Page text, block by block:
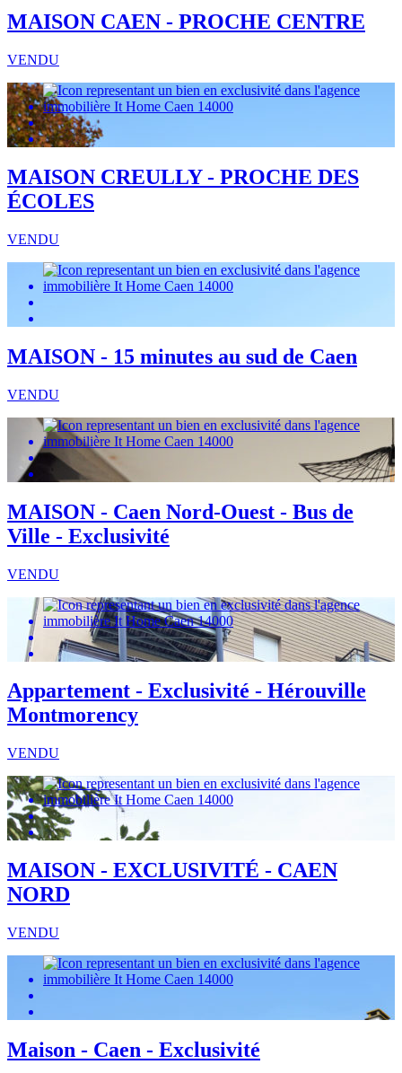
MAISON CAEN - PROCHE CENTRE
VENDU
MAISON CREULLY - PROCHE DES
ÉCOLES
VENDU
MAISON - 15 minutes au sud de Caen
VENDU
MAISON - Caen Nord-Ouest - Bus de
Ville - Exclusivité
VENDU
Appartement - Exclusivité - Hérouville
Montmorency
VENDU
MAISON - EXCLUSIVITÉ - CAEN
NORD
VENDU
Maison - Caen - Exclusivité